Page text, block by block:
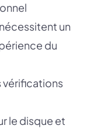
un
du
vérifications
le disque et